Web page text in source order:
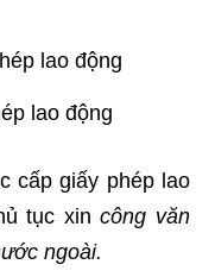
lao động
cấp giấy phép lao
tục xincông văn
ngoài.